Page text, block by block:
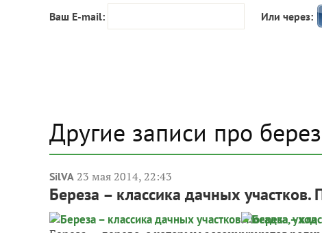
Ваш E-mail: Или через:
Другие записи про
SilVA 23 мая 2014, 22:43
Береза – классика дачных участков.